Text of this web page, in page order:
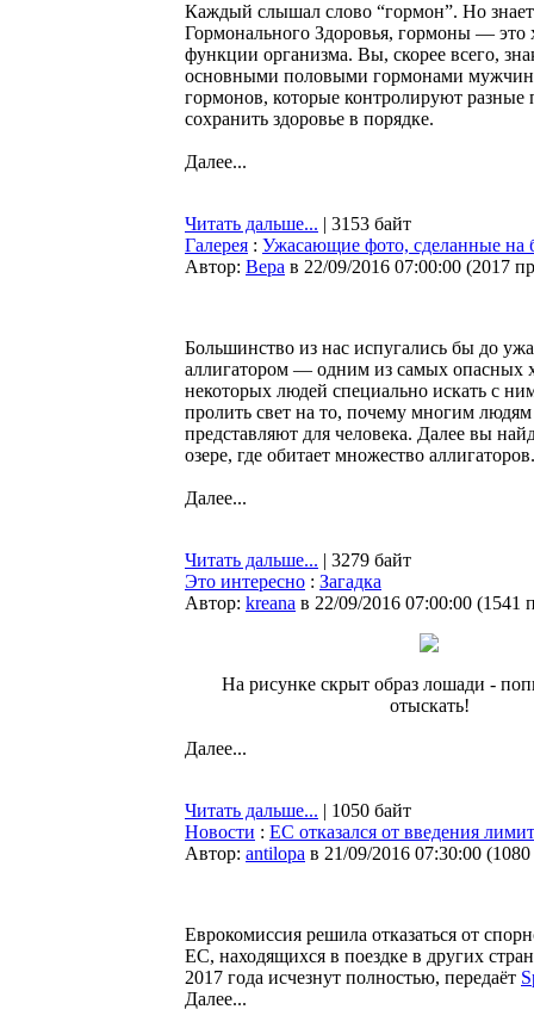
Каждый слышал слово “гормон”. Но
Гормонального Здоровья, гормоны — это
функции организма. Вы, скорее всего,
основными половыми гормонами мужчин
гормонов, которые контролируют
сохранить здоровье в порядке.
Далее...
Читать дальше... | 3153 байт
Галерея : Ужасающие фото, сделанные на
Автор: Bepa в 22/09/2016 07:00:00 (2017
Большинство из нас испугались бы до
аллигатором — одним из самых опасных
некоторых людей специально искать с
пролить свет на то, почему многим
представляют для человека. Далее вы
озере, где обитает множество аллигаторов.
Далее...
Читать дальше... | 3279 байт
Это интересно : Загадка
Автор: kreana в 22/09/2016 07:00:00 (1541
На рисунке скрыт образ лошади -
отыскать!
Далее...
Читать дальше... | 1050 байт
Новости : ЕС отказался от введения
Автор: antilopa в 21/09/2016 07:30:00 (
Еврокомиссия решила отказаться от
ЕС, находящихся в поездке в других
2017 года исчезнут полностью, передаёт
Далее...